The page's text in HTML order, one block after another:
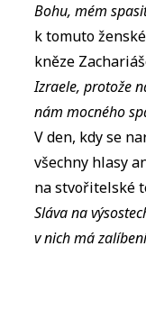
Bohu, mém
k tomuto
kněze
Izraele, protože
nám mocného
V den, kdy se
všechny hlasy
na stvořitelské
Sláva na
v nich má